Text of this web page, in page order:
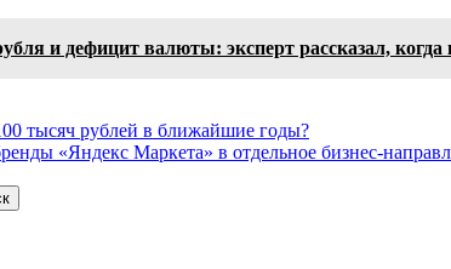
и дефицит валюты: эксперт рассказал,
тысяч рублей в ближайшие годы?
«Яндекс Маркета» в отдельное бизнес-